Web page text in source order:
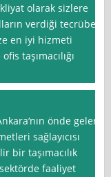
olarak sizlere
verdiği tecrübe
en iyi hizmeti
taşımacılığı
önde gelen
sağlayıcısı
bir taşımacılık
faaliyet